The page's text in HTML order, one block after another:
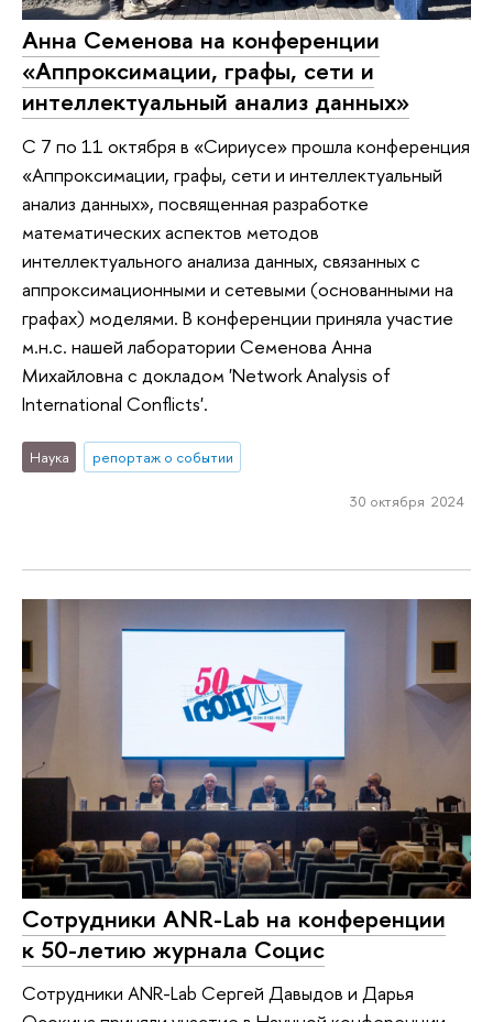
Анна Семенова на конференции
«Аппроксимации, графы, сети и
интеллектуальный анализ данных»
С 7 по 11 октября в «Сириусе» прошла конференция
«Аппроксимации, графы, сети и интеллектуальный
анализ данных», посвященная разработке
математических аспектов методов
интеллектуального анализа данных, связанных с
аппроксимационными и сетевыми (основанными на
графах) моделями. В конференции приняла участие
м.н.с. нашей лаборатории Семенова Анна
Михайловна с докладом 'Network Analysis of
International Conflicts'.
Наука репортаж о событии
30 октября 2024
Сотрудники ANR-Lab на конференции
к 50-летию журнала Социс
Сотрудники ANR-Lab Сергей Давыдов и Дарья